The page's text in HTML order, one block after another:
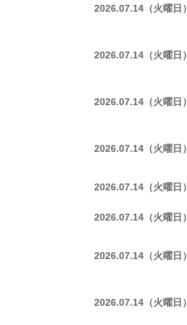
2026.07.14（火曜日）
2026.07.14（火曜日）
2026.07.14（火曜日）
2026.07.14（火曜日）
2026.07.14（火曜日）
2026.07.14（火曜日）
2026.07.14（火曜日）
2026.07.14（火曜日）